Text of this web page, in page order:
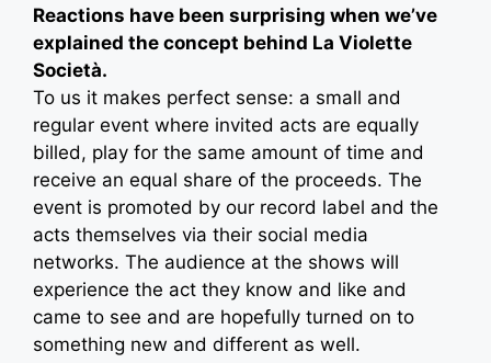
Reactions have been surprising when we’ve
explained the concept behind La Violette
Società.
To us it makes perfect sense: a small and
regular event where invited acts are equally
billed, play for the same amount of time and
receive an equal share of the proceeds. The
event is promoted by our record label and the
acts themselves via their social media
networks. The audience at the shows will
experience the act they know and like and
came to see and are hopefully turned on to
something new and different as well.